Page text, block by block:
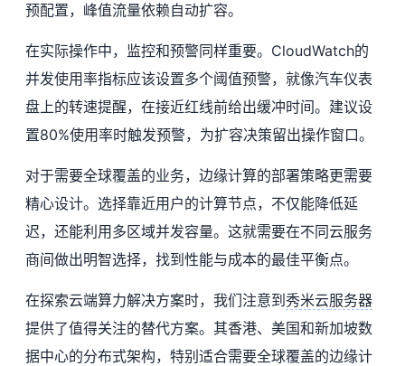
预配置，峰值流量依赖自动扩容。
在实际操作中，监控和预警同样重要。CloudWatch的
并发使用率指标应该设置多个阈值预警，就像汽车仪表
盘上的转速提醒，在接近红线前给出缓冲时间。建议设
置80%使用率时触发预警，为扩容决策留出操作窗口。
对于需要全球覆盖的业务，边缘计算的部署策略更需要
精心设计。选择靠近用户的计算节点，不仅能降低延
迟，还能利用多区域并发容量。这就需要在不同云服务
商间做出明智选择，找到性能与成本的最佳平衡点。
在探索云端算力解决方案时，我们注意到 秀米云服务器
提供了值得关注的替代方案。其香港、美国和新加坡数
据中心的分布式架构，特别适合需要全球覆盖的边缘计